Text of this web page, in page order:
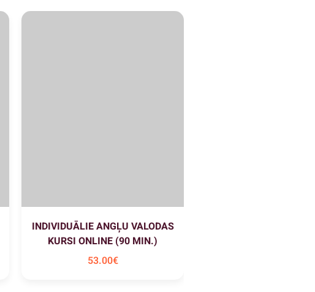
INDIVIDUĀLIE ANGĻU VALODAS
KURSI ONLINE (90 MIN.)
53.00€